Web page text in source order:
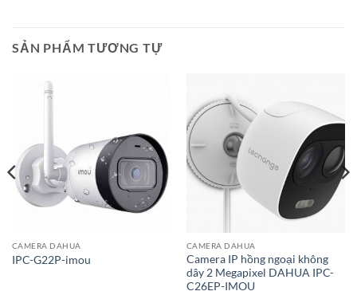
SẢN PHẨM TƯƠNG TỰ
CAMERA DAHUA
IPC-G22P-imou
CAMERA DAHUA
Camera IP hồng ngoại không
dây 2 Megapixel DAHUA IPC-
C26EP-IMOU